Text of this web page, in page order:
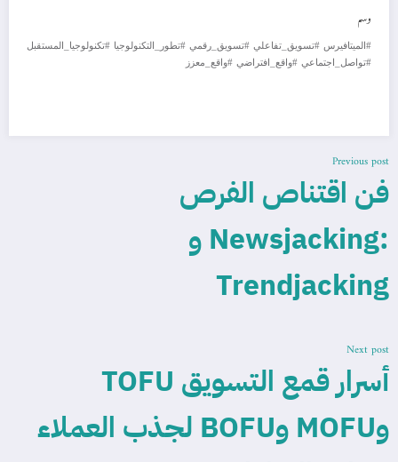
وسم
#الميتافيرس #تسويق_تفاعلي #تسويق_رقمي #تطور_التكنولوجيا #تكنولوجيا_المستقبل
#تواصل_اجتماعي #واقع_افتراضي #واقع_معزز
Previous post
فن اقتناص الفرص
:Newsjacking و
Trendjacking
Next post
أسرار قمع التسويق TOFU
وMOFU وBOFU لجذب العملاء